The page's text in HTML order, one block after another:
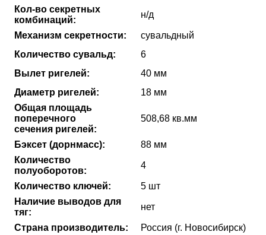
Кол-во секретных
комбинаций:
н/д
Механизм секретности:
сувальдный
Количество сувальд:
6
Вылет ригелей:
40 мм
Диаметр ригелей:
18 мм
Общая площадь
поперечного
сечения ригелей:
508,68 кв.мм
Бэксет (дорнмасс):
88 мм
Количество
полуоборотов:
4
Количество ключей:
5 шт
Наличие выводов для
тяг:
нет
Страна производитель: Россия (г. Новосибирск)